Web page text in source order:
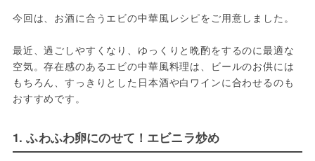
今回は、お酒に合うエビの中華風レシピをご用意しました。
最近、過ごしやすくなり、ゆっくりと晩酌をするのに最適な
空気。存在感のあるエビの中華風料理は、ビールのお供には
もちろん、すっきりとした日本酒や白ワインに合わせるのも
おすすめです。
1. ふわふわ卵にのせて！エビニラ炒め